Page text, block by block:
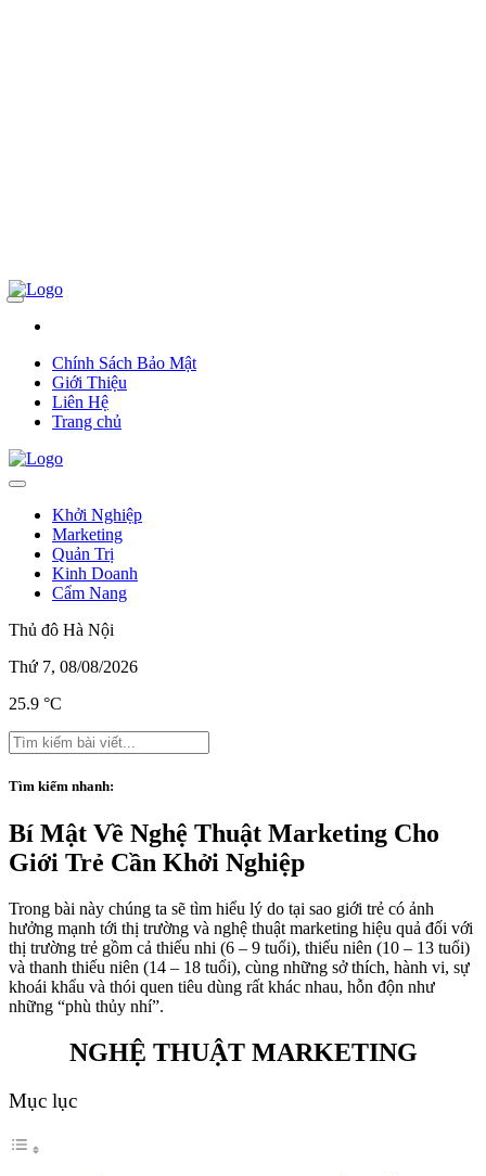
Chính Sách Bảo Mật
Giới Thiệu
Liên Hệ
Trang chủ
Khởi Nghiệp
Marketing
Quản Trị
Kinh Doanh
Cẩm Nang
Thủ đô Hà Nội
Thứ 7, 08/08/2026
25.9 °C
Tìm kiếm nhanh:
Bí Mật Về Nghệ Thuật Marketing Cho
Giới Trẻ Cần Khởi Nghiệp
Trong bài này chúng ta sẽ tìm hiểu lý do tại sao giới trẻ có ảnh
hưởng mạnh tới thị trường và nghệ thuật marketing hiệu quả đối với
thị trường trẻ gồm cả thiếu nhi (6 – 9 tuổi), thiếu niên (10 – 13 tuổi)
và thanh thiếu niên (14 – 18 tuổi), cùng những sở thích, hành vi, sự
khoái khẩu và thói quen tiêu dùng rất khác nhau, hỗn độn như
những “phù thủy nhí”.
NGHỆ THUẬT MARKETING
Mục lục